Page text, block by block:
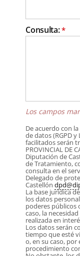
Consulta:*
Los campos
De acuerdo con
de datos (RGPD
facilitados serán
PROVINCIAL DE
Diputación de
de Tratamiento,
consulta en el
Delegado de
Castellón
La base jurídica
los datos
poderes públicos
caso, la
realizada en
Los datos serán
tiempo que esté
o, en su caso,
procedimiento